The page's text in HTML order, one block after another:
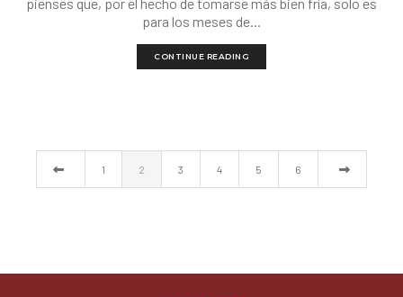
para los meses de...
CONTINUE READING
1 2 3 4 5 6